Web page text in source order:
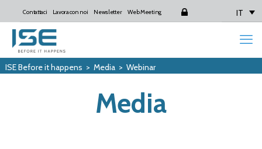
Contattaci Lavora con noi Newsletter Web Meeting IT
ISE Before it happens > Media> Webinar
Media